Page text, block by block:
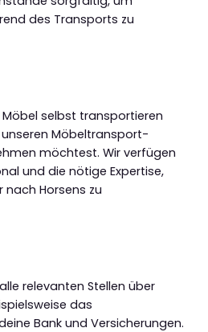
des Transports zu
selbst transportieren
Möbeltransport-
möchtest. Wir verfügen
und die nötige Expertise,
nach Horsens zu
relevanten Stellen über
das
Bank und Versicherungen.